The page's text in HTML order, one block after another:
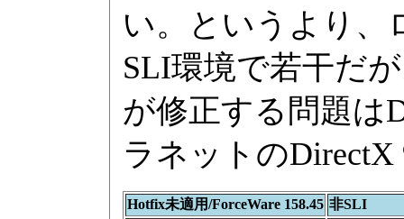
い。というより、
SLI環境で若干だ
が修正する問題は
ラネットの
Hotfix未適用/ForceWare 158.45 非SLI